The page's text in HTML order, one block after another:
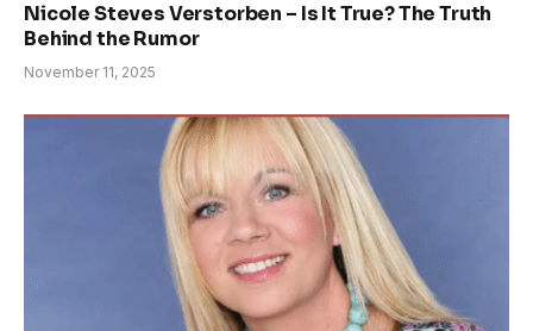
Nicole Steves Verstorben – Is It True? The Truth
Behind the Rumor
November 11, 2025